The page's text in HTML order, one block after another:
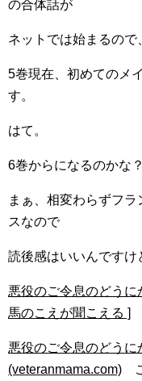
の合体話が
ネットでは始まるの
5巻現在、初めてのメ
す。
はて。
6巻からになるのかな？
まぁ、相変わらずフ
スなので
読後感はいいんですけ
悪役のご令息のどう
馬のこえが聞こえる ]
悪役のご令息のどうに
(veteranmama.com)